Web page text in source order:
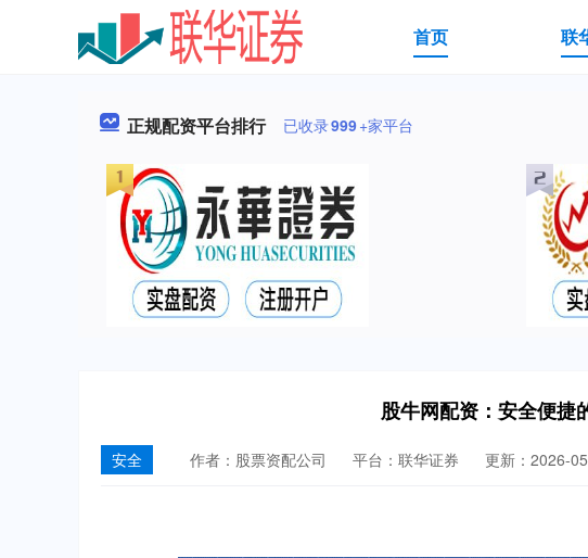
首页 联
正规配资平台排行 已收录999+家平台
股牛网配资：安全便捷
安全 作者：股票资配公司 平台：联华证券 更新：2026-